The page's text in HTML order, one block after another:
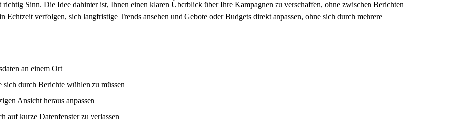
Sinn. Die Idee dahinter ist, Ihnen einen klaren Überblick über Ihre Kampagnen zu verschaffen, ohne zwischen Berichten
Echtzeit verfolgen, sich langfristige Trends ansehen und Gebote oder Budgets direkt anpassen, ohne sich durch mehrere
an einem Ort
sich durch Berichte wühlen zu müssen
Ansicht heraus anpassen
auf kurze Datenfenster zu verlassen